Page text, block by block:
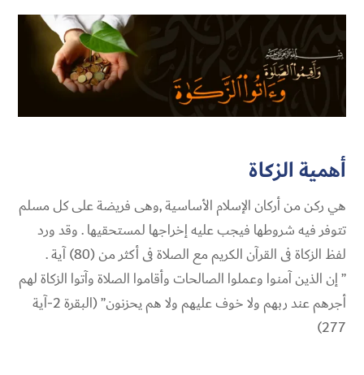
أهمية الزكاة
هي ركن من أركان الإسلام الأساسية ,وهى فريضة على كل مسلم
تتوفر فيه شروطها فيجب عليه إخراجها لمستحقيها . وقد ورد
لفظ الزكاة فى القرآن الكريم مع الصلاة فى أكثر من (80) آية .
” إن الذين آمنوا وعملوا الصالحات وأقاموا الصلاة وآتوا الزكاة لهم
أجرهم عند ربهم ولا خوف عليهم ولا هم يحزنون” (البقرة 2-آية
277)